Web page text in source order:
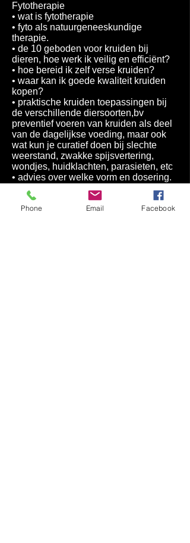
Fytotherapie
• wat is fytotherapie
• fyto als natuurgeneeskundige
therapie.
• de 10 geboden voor kruiden bij
dieren, hoe werk ik veilig en efficiënt?
• hoe bereid ik zelf verse kruiden?
• waar kan ik goede kwaliteit kruiden
kopen?
• praktische kruiden toepassingen bij
de verschillende diersoorten,bv
preventief voeren van kruiden als deel
van de dagelijkse voeding, maar ook
wat kun je curatief doen bij slechte
weerstand, zwakke spijsvertering,
wondjes, huidklachten, parasieten, etc
• advies over welke vorm en dosering.
• Oefeningen en opdrachten
De praktijk
Phone Email Facebook